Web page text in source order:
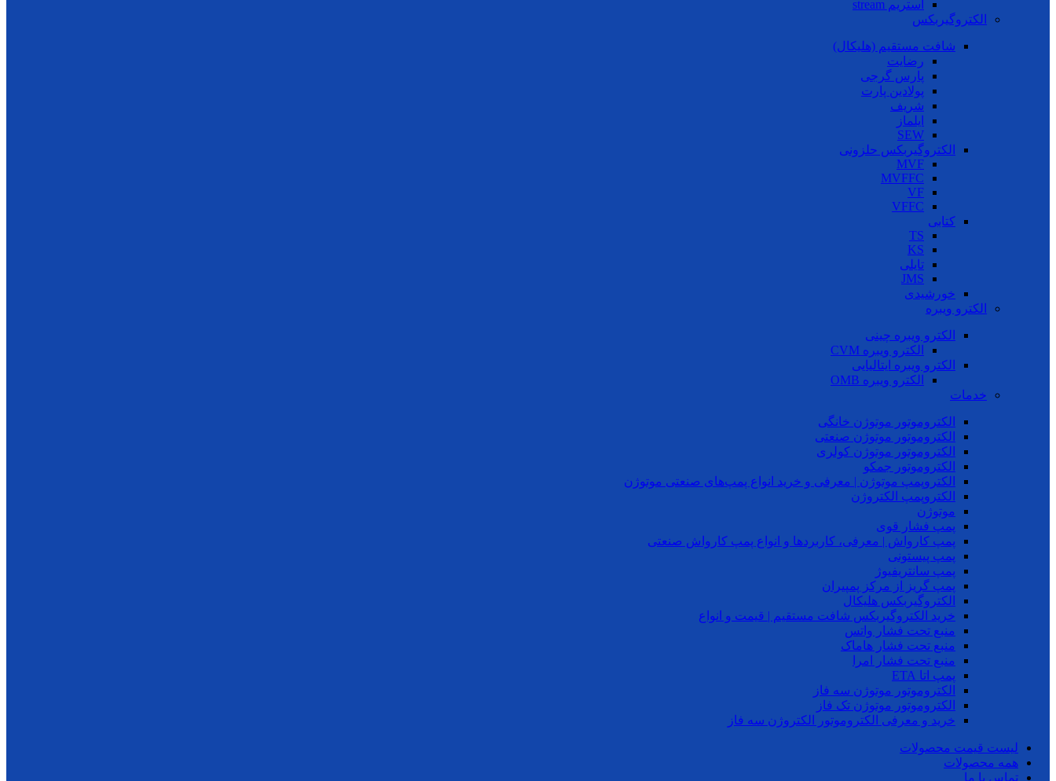
استریم stream
الکتروگیربکس
شافت مستقیم (هلیکال)
رضایت
پارس گرجی
پولادین پارت
شریف
ایلماز
SEW
الکتروگیربکس حلزونی
MVF
MVFFC
VF
VFFC
کتابی
TS
KS
تایلی
JMS
خورشیدی
الکترو ویبره
الکترو ویبره چینی
الکترو ویبره CVM
الکترو ویبره ایتالیایی
الکترو ویبره OMB
خدمات
الکتروموتور موتوژن خانگی
الکتروموتور موتوژن صنعتی
الکتروموتور موتوژن کولری
الکتروموتور جمکو
الکتروپمپ موتوژن | معرفی و خرید انواع پمپ‌های صنعتی موتوژن
الکتروپمپ الکتروژن
موتوژن
پمپ فشار قوی
پمپ کارواش | معرفی، کاربردها و انواع پمپ کارواش صنعتی
پمپ پیستونی
پمپ سانتریفیوژ
پمپ گریز از مرکز پمپیران
الکتروگیربکس هلیکال
خرید الکتروگیربکس شافت مستقیم | قیمت و انواع
منبع تحت فشار واتس
منبع تحت فشار هاماک
منبع تحت فشار امرا
پمپ اتا ETA
الکتروموتور موتوژن سه فاز
الکتروموتور موتوژن تک فاز
خرید و معرفی الکتروموتور الکتروژن سه فاز
لیست قیمت محصولات
همه محصولات
تماس با ما